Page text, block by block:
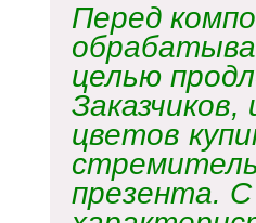
Перед
целью
цветов
презента.